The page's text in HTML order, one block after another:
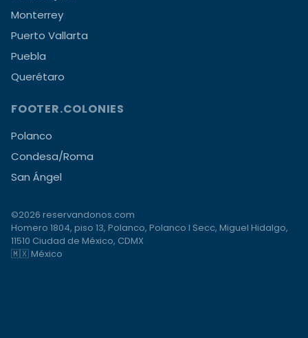
Monterrey
Puerto Vallarta
Puebla
Querétaro
FOOTER.COLONIES
Polanco
Condesa/Roma
San Ángel
©2026 reservandonos.com
Homero 1804, piso 13, Polanco, Polanco I Secc, Miguel Hidalgo,
11510 Ciudad de México, CDMX
🇲🇽 México